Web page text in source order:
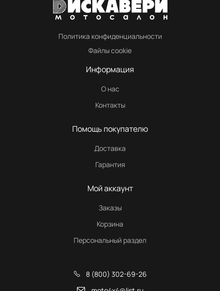
Политика конфиденциальности
Файлы cookie
Информация
О нас
Контакты
Помощь покупателю
Доставка
Гарантия
Мой аккаунт
Заказы
Корзина
Персональный раздел
8 (800) 302-69-26